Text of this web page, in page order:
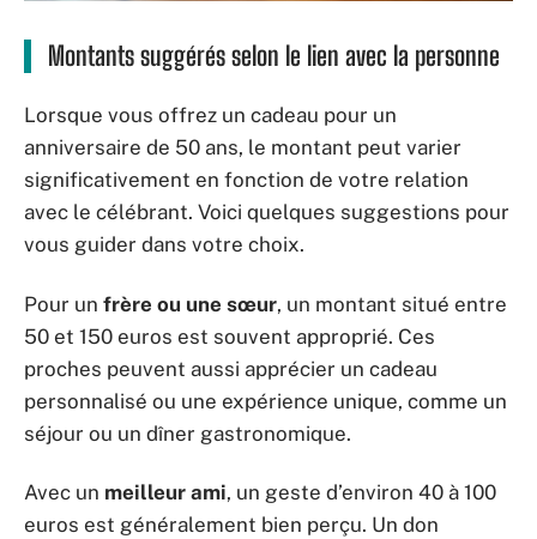
Montants suggérés selon le lien avec la personne
Lorsque vous offrez un cadeau pour un
anniversaire de 50 ans, le montant peut varier
significativement en fonction de votre relation
avec le célébrant. Voici quelques suggestions pour
vous guider dans votre choix.
Pour un frère ou une sœur, un montant situé entre
50 et 150 euros est souvent approprié. Ces
proches peuvent aussi apprécier un cadeau
personnalisé ou une expérience unique, comme un
séjour ou un dîner gastronomique.
Avec un meilleur ami, un geste d’environ 40 à 100
euros est généralement bien perçu. Un don